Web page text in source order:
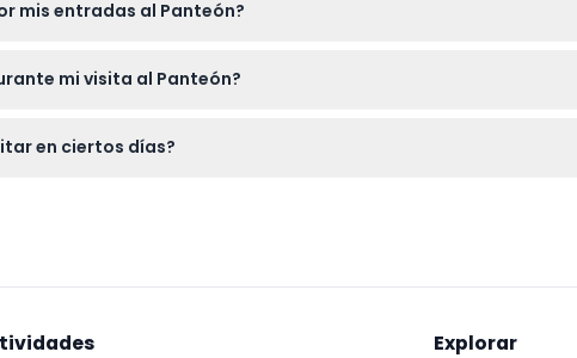
de la cripta.
mis entradas al Panteón?
mi visita al Panteón?
de vistas panorámicas de París desde la cúpula.
en ciertos días?
Explorar